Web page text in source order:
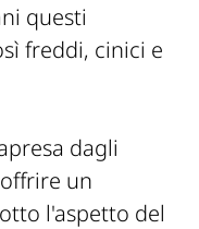
questi
freddi, cinici e
dagli
un
l'aspetto del